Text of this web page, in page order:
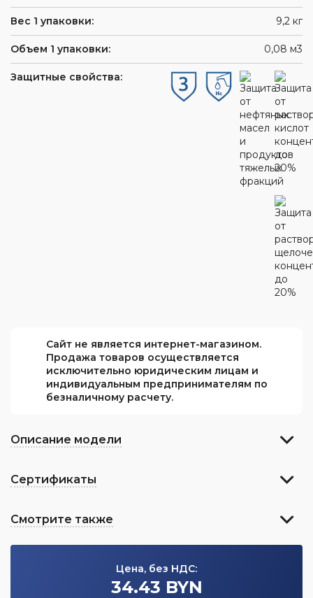
Вес 1 упаковки: 9,2 кг
Объем 1 упаковки: 0,08 м3
Защитные свойства:
Сайт не является интернет-магазином.
Продажа товаров осуществляется
исключительно юридическим лицам и
индивидуальным предпринимателям по
безналичному расчету.
Описание модели
Сертификаты
Смотрите также
Цена, без НДС:
34.43 BYN